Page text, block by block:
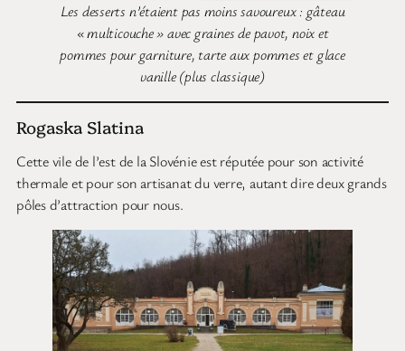
Les desserts n’étaient pas moins savoureux : gâteau
« multicouche » avec graines de pavot, noix et
pommes pour garniture, tarte aux pommes et glace
vanille (plus classique)
Rogaska Slatina
Cette vile de l’est de la Slovénie est réputée pour son activité
thermale et pour son artisanat du verre, autant dire deux grands
pôles d’attraction pour nous.